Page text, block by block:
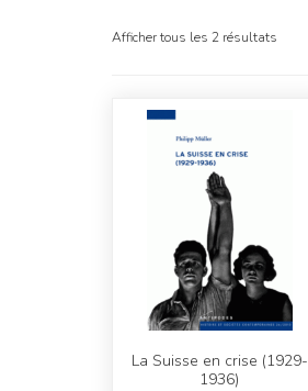
Afficher tous les 2 résultats
La Suisse en crise (1929-
1936)